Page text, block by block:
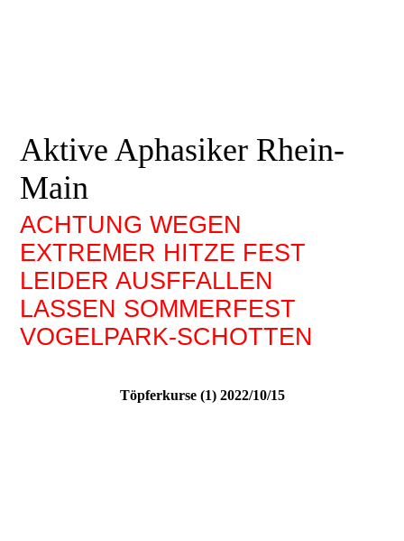
Aktive Aphasiker Rhein-
Main
ACHTUNG WEGEN
EXTREMER HITZE FEST
LEIDER AUSFFALLEN
LASSEN SOMMERFEST
VOGELPARK-SCHOTTEN
Töpferkurse (1) 2022/10/15